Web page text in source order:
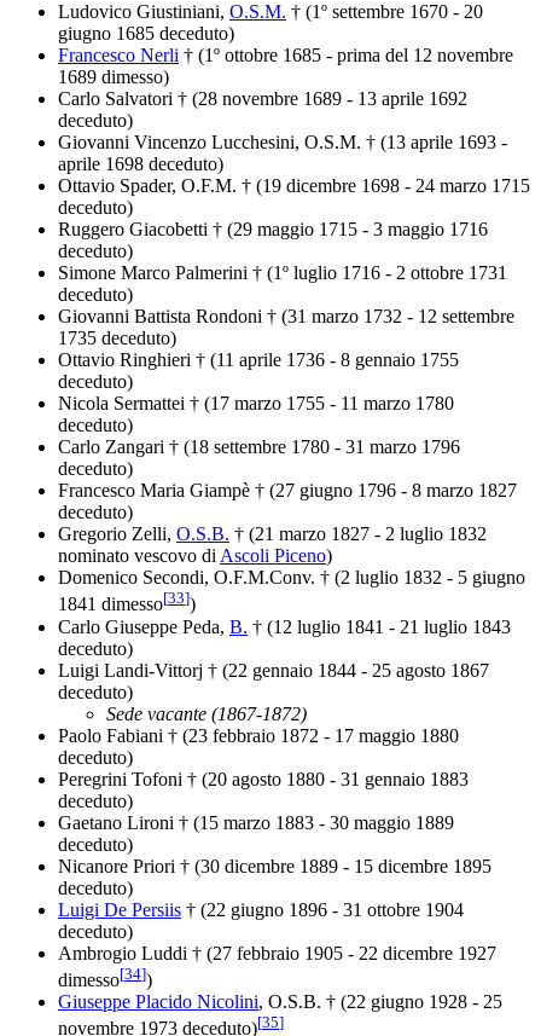
Ludovico Giustiniani, O.S.M. † (1º settembre 1670 - 20
giugno 1685 deceduto)
Francesco Nerli † (1º ottobre 1685 - prima del 12 novembre
1689 dimesso)
Carlo Salvatori † (28 novembre 1689 - 13 aprile 1692
deceduto)
Giovanni Vincenzo Lucchesini, O.S.M. † (13 aprile 1693 -
aprile 1698 deceduto)
Ottavio Spader, O.F.M. † (19 dicembre 1698 - 24 marzo 1715
deceduto)
Ruggero Giacobetti † (29 maggio 1715 - 3 maggio 1716
deceduto)
Simone Marco Palmerini † (1º luglio 1716 - 2 ottobre 1731
deceduto)
Giovanni Battista Rondoni † (31 marzo 1732 - 12 settembre
1735 deceduto)
Ottavio Ringhieri † (11 aprile 1736 - 8 gennaio 1755
deceduto)
Nicola Sermattei † (17 marzo 1755 - 11 marzo 1780
deceduto)
Carlo Zangari † (18 settembre 1780 - 31 marzo 1796
deceduto)
Francesco Maria Giampè † (27 giugno 1796 - 8 marzo 1827
deceduto)
Gregorio Zelli, O.S.B. † (21 marzo 1827 - 2 luglio 1832
nominato vescovo diAscoli Piceno)
Domenico Secondi, O.F.M.Conv. † (2 luglio 1832 - 5 giugno
1841 dimesso[33])
Carlo Giuseppe Peda, B. † (12 luglio 1841 - 21 luglio 1843
deceduto)
Luigi Landi-Vittorj † (22 gennaio 1844 - 25 agosto 1867
deceduto)
Sede vacante (1867-1872)
Paolo Fabiani † (23 febbraio 1872 - 17 maggio 1880
deceduto)
Peregrini Tofoni † (20 agosto 1880 - 31 gennaio 1883
deceduto)
Gaetano Lironi † (15 marzo 1883 - 30 maggio 1889
deceduto)
Nicanore Priori † (30 dicembre 1889 - 15 dicembre 1895
deceduto)
Luigi De Persiis † (22 giugno 1896 - 31 ottobre 1904
deceduto)
Ambrogio Luddi † (27 febbraio 1905 - 22 dicembre 1927
dimesso[34])
Giuseppe Placido Nicolini, O.S.B. † (22 giugno 1928 - 25
novembre 1973 deceduto)[35]